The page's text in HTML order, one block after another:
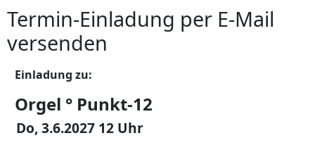
Termin-Einladung per E-Mail
versenden
Einladung zu:
Orgel ° Punkt-12
Do, 3.6.2027 12 Uhr